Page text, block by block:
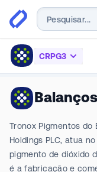
CRPG3
Balanços
Tronox Pigmentos do
Holdings PLC, atua
pigmento de dióxido
é a fabricação e